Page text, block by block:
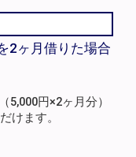
2ヶ月借りた場合
5,000円×2ヶ月分）
けます。